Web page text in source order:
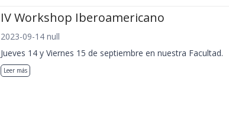
IV Workshop Iberoamericano
2023-09-14 null
Jueves 14 y Viernes 15 de septiembre en nuestra Facultad.
Leer más